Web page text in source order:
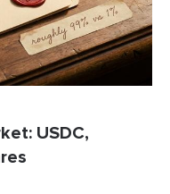
USDC,